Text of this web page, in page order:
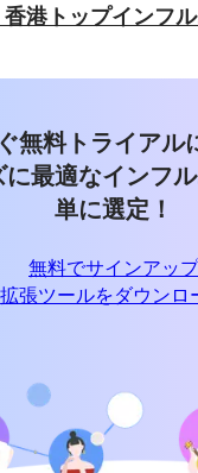
港トップインフ
無料トライアル
に最適なインフ
単に選定！
無料でサインアップ
拡張ツールをダウンロ